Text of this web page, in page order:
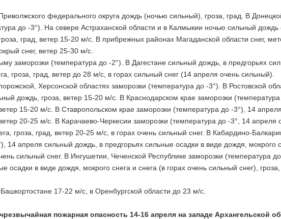
федерального округа дождь (ночью сильный), гроза, град. В
до -3°). На севере Астраханской области и в Калмыкии ночью сильный дождь
град, ветер 15-20 м/с. В прибрежных районах Магаданской области снег,
снег, ветер 25-30 м/с.
заморозки (температура до -2°). В Дагестане сильный дождь, в предгорьях
гроза, град, ветер до 28 м/с, в горах сильный снег (14 апреля очень сильный).
Херсонской областях заморозки (температура до -3°). В Ростовской
дождь, гроза, ветер 15-20 м/с. В Краснодарском крае заморозки
15-20 м/с. В Ставропольском крае заморозки (температура до -3°), 14
20-25 м/с. В Карачаево-Черкесии заморозки (температура до -3°, 14 апреля
гроза, град, ветер 20-25 м/с, в горах очень сильный снег. В Кабардино-
14 апреля сильный дождь, в предгорьях сильные осадки в виде дождя, мокрого
сильный снег. В Ингушетии, Чеченской Республике заморозки (температура
осадки в виде дождя, мокрого снега и снега (в горах очень сильный снег),
17-22 м/с, в Оренбургской области до 23 м/с.
пожарная опасность 14-16 апреля на западе Архангельской